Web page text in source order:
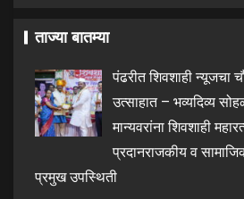
ताज्या बातम्या
पंढरीत शिवशाही न्यूजचा
उत्साहात – भव्यदिव्य
मान्यवरांना शिवशाही
प्रदानराजकीय व
प्रमुख उपस्थिती